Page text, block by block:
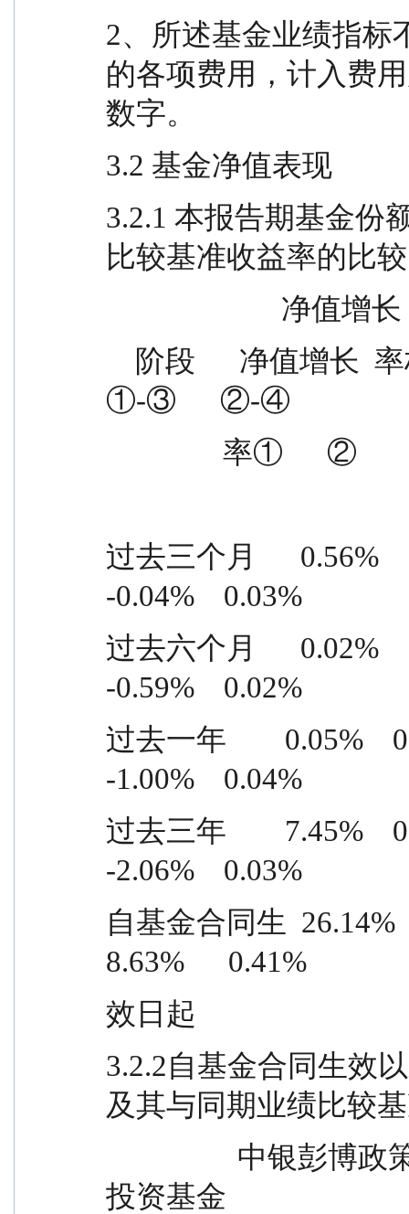
2、所述基金业绩指标
的各项费用，计入费
数字。
3.2 基金净值表现
3.2.1 本报告期基金份
比较基准收益率的比较
①-③      ②-④
率①
过去三个月      0.56%
-0.04%    0.03%
过去六个月      0.02%
-0.59%    0.02%
过去一年        0.05%
-1.00%    0.04%
过去三年        7.45%
-2.06%    0.03%
自基金合同生  26.14%
8.63%      0.41%
效日起
3.2.2自基金合同生效
及其与同期业绩比较
投资基金